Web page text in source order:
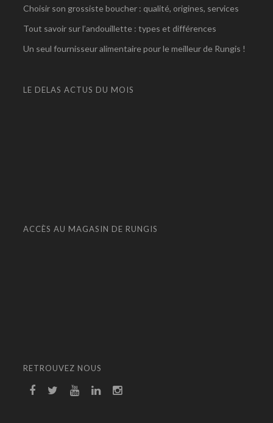
Choisir son grossiste boucher : qualité, origines, services
Tout savoir sur l’andouillette : types et différences
Un seul fournisseur alimentaire pour le meilleur de Rungis !
LE DELAS ACTUS DU MOIS
ACCÈS AU MAGASIN DE RUNGIS
RETROUVEZ NOUS